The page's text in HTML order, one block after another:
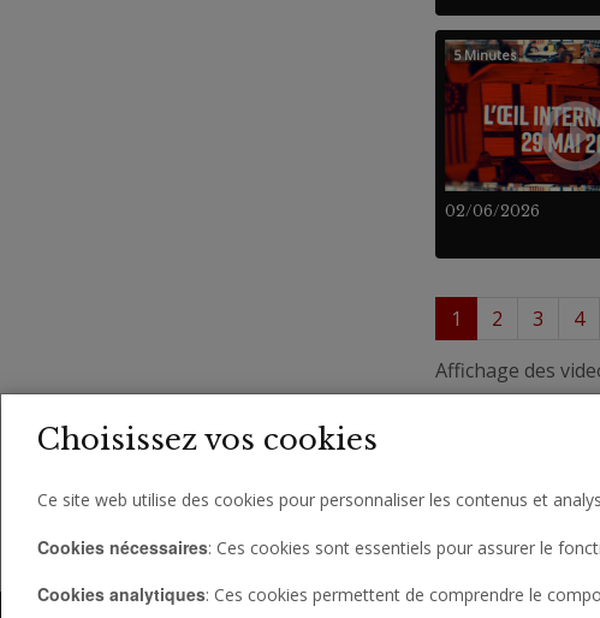
02/06/2026
5 Minutes
1 2 3 4
Affichage des
Choisissez vos cookies
Ce site web utilise des cookies pour personnaliser les contenus et
Cookies nécessaires: Ces cookies sont essentiels pour assurer le
Cookies analytiques: Ces cookies permettent de comprendre le